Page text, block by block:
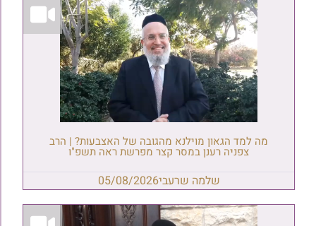
מה למד הגאון מוילנא מהגובה של האצבעות? | הרב
צפניה רענן במסר קצר מפרשת ראה תשפ"ו
שלמה שרעבי05/08/2026